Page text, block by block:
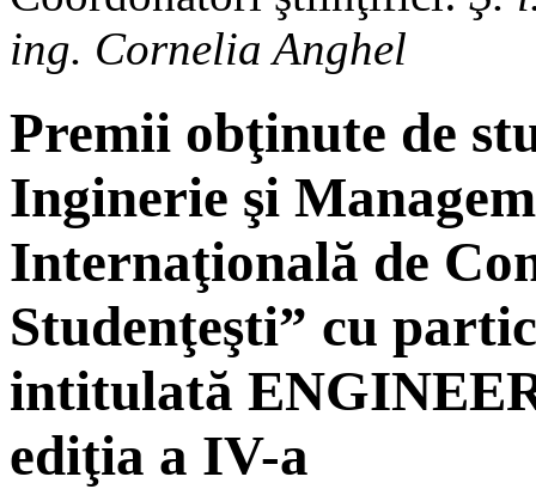
ing. Cornelia Anghel
Premii obţinute de
Inginerie şi
Internaţională de
Studenţeşti” cu
intitulată
ediţia a IV-a